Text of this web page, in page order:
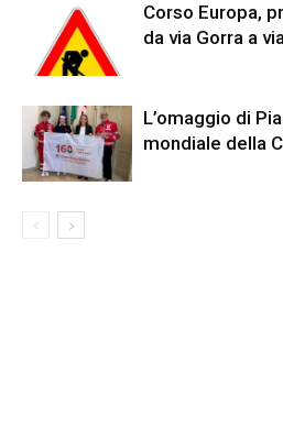
Corso Europa,
da via Gorra a
L’omaggio di
mondiale della